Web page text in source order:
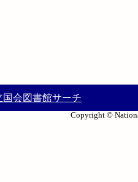
国会図書館サーチ
Copyright ©